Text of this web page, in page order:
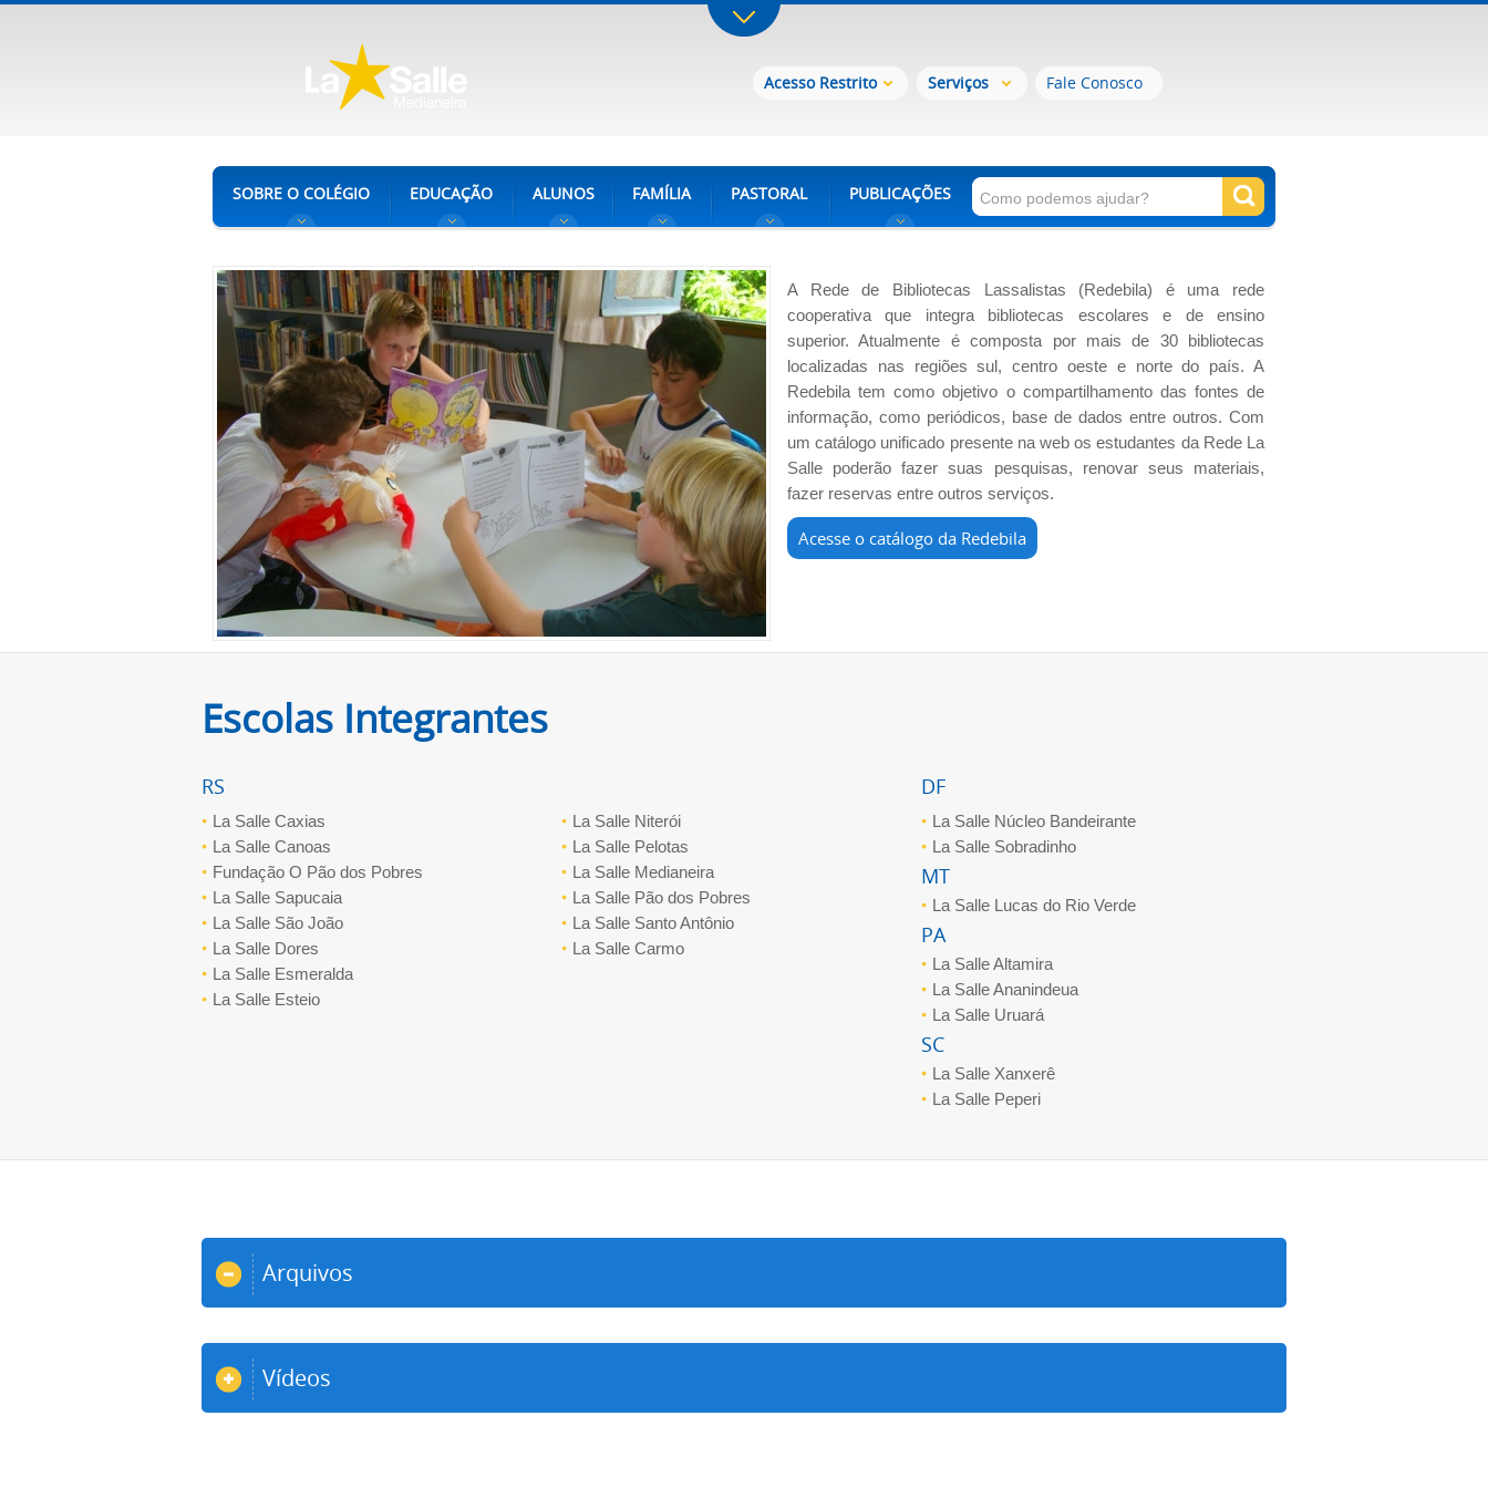
Acesso Restrito Serviços Fale Conosco
SOBRE O COLÉGIO EDUCAÇÃO ALUNOS FAMÍLIA PASTORAL PUBLICAÇÕES
A Rede de Bibliotecas Lassalistas (Redebila) é uma rede
cooperativa que integra bibliotecas escolares e de ensino
superior. Atualmente é composta por mais de 30 bibliotecas
localizadas nas regiões sul, centro oeste e norte do país. A
Redebila tem como objetivo o compartilhamento das fontes de
informação, como periódicos, base de dados entre outros. Com
um catálogo unificado presente na web os estudantes da Rede La
Salle poderão fazer suas pesquisas, renovar seus materiais,
fazer reservas entre outros serviços.
Acesse o catálogo da Redebila
Escolas Integrantes
RS
La Salle Caxias
La Salle Canoas
Fundação O Pão dos Pobres
La Salle Sapucaia
La Salle São João
La Salle Dores
La Salle Esmeralda
La Salle Esteio
La Salle Niterói
La Salle Pelotas
La Salle Medianeira
La Salle Pão dos Pobres
La Salle Santo Antônio
La Salle Carmo
DF
La Salle Núcleo Bandeirante
La Salle Sobradinho
MT
La Salle Lucas do Rio Verde
PA
La Salle Altamira
La Salle Ananindeua
La Salle Uruará
SC
La Salle Xanxerê
La Salle Peperi
Arquivos
Vídeos